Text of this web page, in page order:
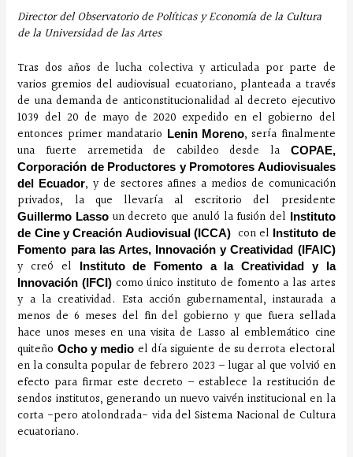
Director del Observatorio de Políticas y Economía de la Cultura
de la Universidad de las Artes
Tras dos años de lucha colectiva y articulada por parte de
varios gremios del audiovisual ecuatoriano, planteada a través
de una demanda de anticonstitucionalidad al decreto ejecutivo
1039 del 20 de mayo de 2020 expedido en el gobierno del
entonces primer mandatario
Lenin Moreno, sería finalmente
una fuerte arremetida de cabildeo desde la
COPAE,
Corporación de Productores y Promotores Audiovisuales
del Ecuador, y de sectores afines a medios de comunicación
privados, la que llevaría al escritorio del presidente
Guillermo Lasso un decreto que anuló la fusión del
Instituto
de Cine y Creación Audiovisual (ICCA) con el
Instituto de
Fomento para las Artes, Innovación y Creatividad (IFAIC)
y creó el
Instituto de Fomento a la Creatividad y la
Innovación (IFCI) como único instituto de fomento a las artes
y a la creatividad. Esta acción gubernamental, instaurada a
menos de 6 meses del fin del gobierno y que fuera sellada
hace unos meses en una visita de Lasso al emblemático cine
quiteño Ocho y medio el día siguiente de su derrota electoral
en la consulta popular de febrero 2023 – lugar al que volvió en
efecto para firmar este decreto – establece la restitución de
sendos institutos, generando un nuevo vaivén institucional en la
corta -pero atolondrada- vida del Sistema Nacional de Cultura
ecuatoriano.